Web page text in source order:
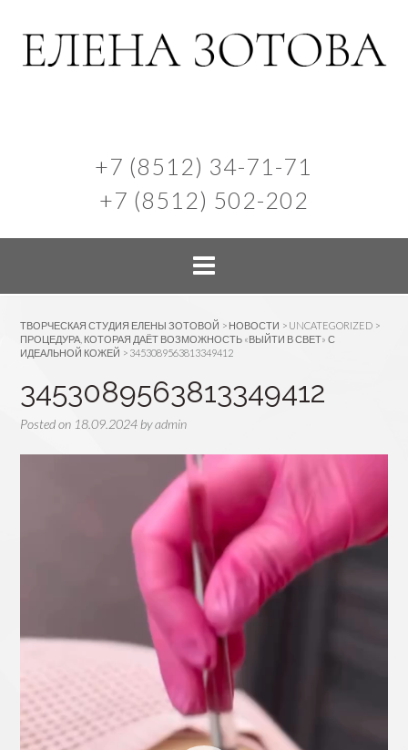
+7 (8512) 34-71-71
+7 (8512) 502-202
ТВОРЧЕСКАЯ СТУДИЯ ЕЛЕНЫ ЗОТОВОЙ > НОВОСТИ > UNCATEGORIZED >
ПРОЦЕДУРА, КОТОРАЯ ДАЁТ ВОЗМОЖНОСТЬ «ВЫЙТИ В СВЕТ» С
ИДЕАЛЬНОЙ КОЖЕЙ > 3453089563813349412
3453089563813349412
Posted on 18.09.2024 byadmin